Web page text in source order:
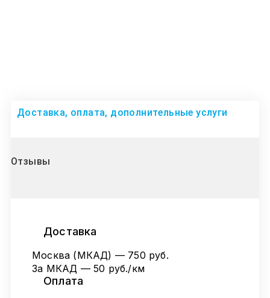
Доставка, оплата, дополнительные услуги
Отзывы
Доставка
Москва (МКАД) — 750 руб.
За МКАД — 50 руб./км
Оплата